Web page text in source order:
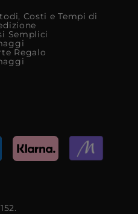
Costi e Tempi di
Semplici
Regalo